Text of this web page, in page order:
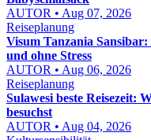
AUTOR • Aug 07, 2026
Reiseplanung
Visum Tanzania
und ohne Stress
AUTOR • Aug 06, 2026
Reiseplanung
Sulawesi beste Reisezeit:
besuchst
AUTOR • Aug 04, 2026